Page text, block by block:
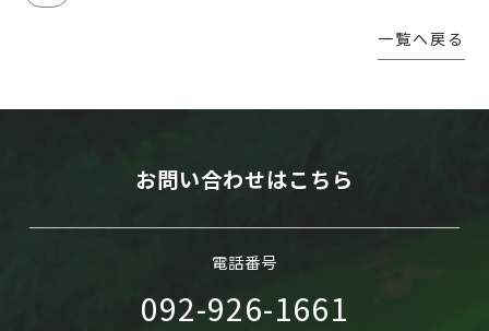
一覧へ戻る
お問い合わせはこちら
電話番号
092-926-1661